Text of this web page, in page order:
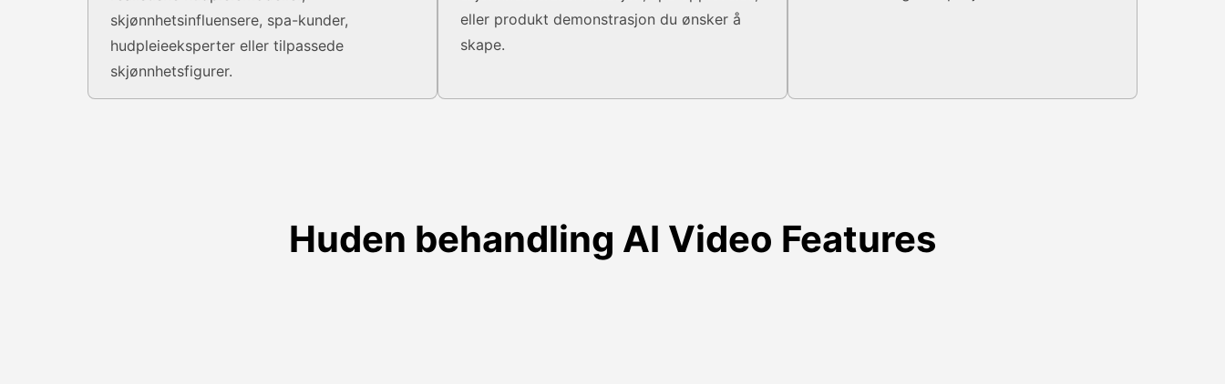
skjønnhetsinfluensere, spa-kunder,
hudpleieeksperter eller tilpassede
skjønnhetsfigurer.
eller produkt demonstrasjon du ønsker å
skape.
Huden behandling AI Video Features